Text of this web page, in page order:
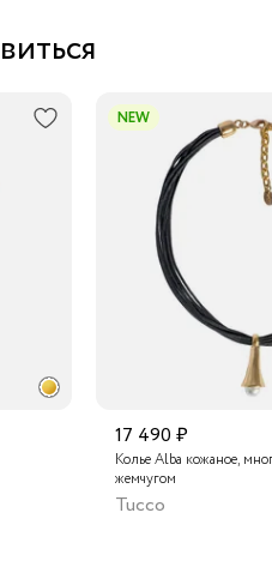
NEW
17 490 ₽
Колье Alba кожаное,
жемчугом
Tucco